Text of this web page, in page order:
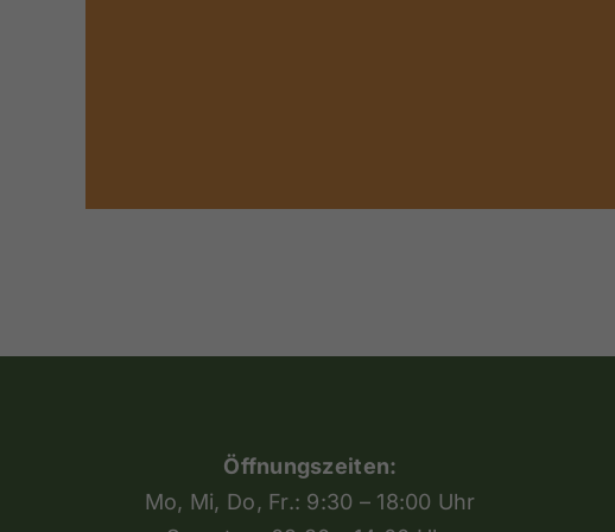
Öffnungszeiten:
Mo, Mi, Do, Fr.: 9:30 – 18:00 Uhr